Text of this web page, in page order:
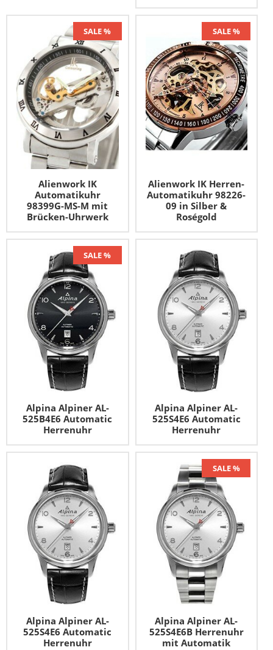
SALE %
Alienwork IK
Automatikuhr
98399G-MS-M mit
Brücken-Uhrwerk
SALE %
Alienwork IK Herren-
Automatikuhr 98226-
09 in Silber &
Roségold
SALE %
Alpina Alpiner AL-
525B4E6 Automatic
Herrenuhr
Alpina Alpiner AL-
525S4E6 Automatic
Herrenuhr
Alpina Alpiner AL-
525S4E6 Automatic
Herrenuhr
SALE %
Alpina Alpiner AL-
525S4E6B Herrenuhr
mit Automatik